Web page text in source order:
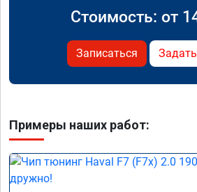
Стоимость: от
Записаться
Примеры наших работ: